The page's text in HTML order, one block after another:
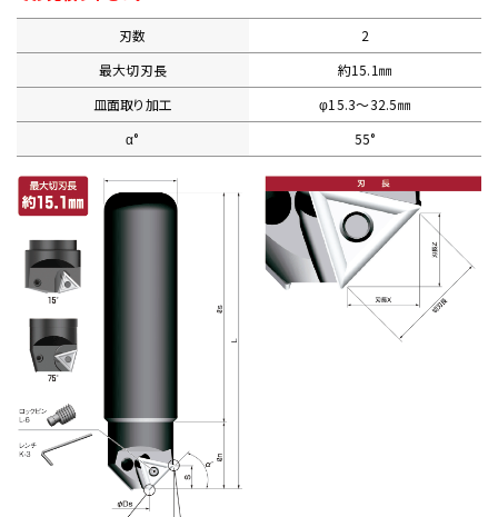
生産終了品
刃数
2
最大切刃長
約15.1㎜
皿面取り加工
φ15.3〜32.5㎜
α°
55°